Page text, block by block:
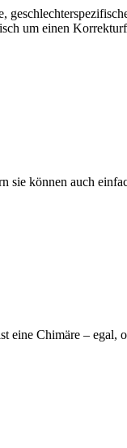
um einen
sie können auch
Chimäre – egal,